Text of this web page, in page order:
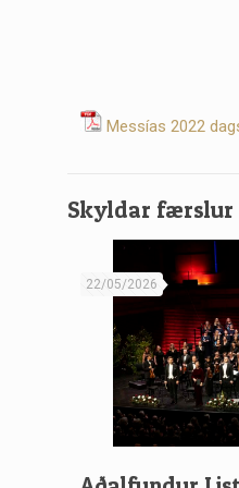
Messías 2022
Skyldar færslur
22/05/2026